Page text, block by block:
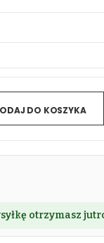
DO KOSZYKA
otrzymasz